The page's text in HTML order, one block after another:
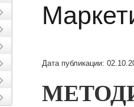
Дата публикации: